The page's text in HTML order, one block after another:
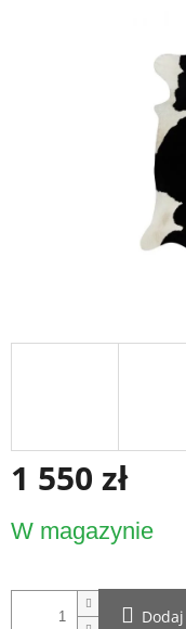
1 550 zł
jednostkowa:
W magazynie